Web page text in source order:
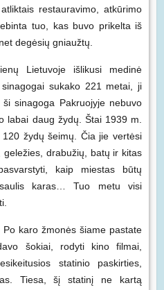
restauravimo, atkūrimo
tuo, kas buvo prikelta iš
degėsių gniaužtų.
Lietuvoje išlikusi medinė
sukako 221 metai, ji
sinagoga Pakruojyje nebuvo
labai daug žydų. Štai 1939 m.
žydų šeimų. Čia jie vertėsi
drabužių, batų ir kitas
kaip miestas būtų
karas… Tuo metu visi
karo žmonės šiame pastate
šokiai, rodyti kino filmai,
statinio paskirties,
Tiesa, šį statinį ne kartą